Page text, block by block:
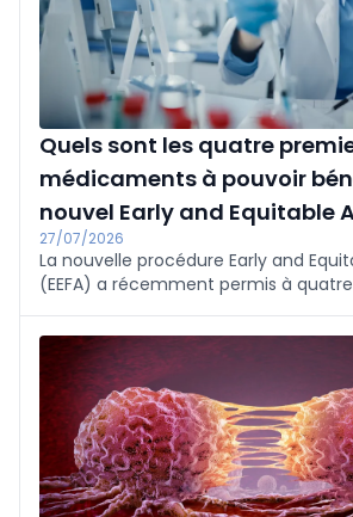
Quels sont les quatre
médicaments à pouvoir
nouvel Early and Equitable
27/07/2026
La nouvelle procédure Early and
(EEFA) a récemment permis à
ressortent principalement de
médicaments s'adresse à la